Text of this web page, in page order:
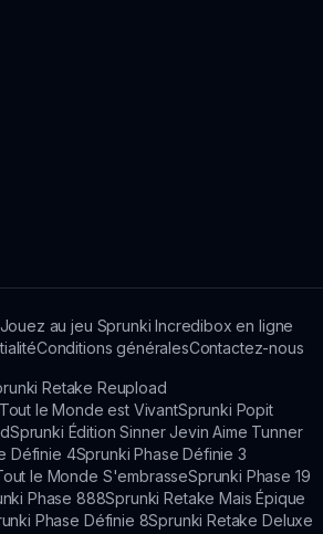
au jeu Sprunki Incredibox en ligne
Conditions généralesContactez-nous
Retake Reupload
le Monde est VivantSprunki Popit
Sprunki Édition Sinner Jevin Aime Tunner
Définie 4Sprunki Phase Définie 3
le Monde S'embrasseSprunki Phase 19
Phase 888Sprunki Retake Mais Épique
Phase Définie 8Sprunki Retake Deluxe